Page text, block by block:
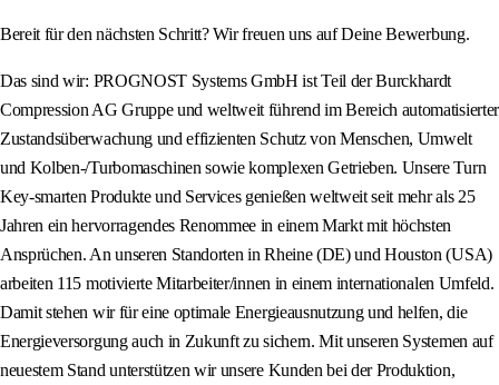
Bereit für den nächsten Schritt? Wir freuen uns auf Deine Bewerbung.
Das sind wir: PROGNOST Systems GmbH ist Teil der Burckhardt
Compression AG Gruppe und weltweit führend im Bereich automatisierter
Zustandsüberwachung und effizienten Schutz von Menschen, Umwelt
und Kolben-/Turbomaschinen sowie komplexen Getrieben. Unsere Turn
Key-smarten Produkte und Services genießen weltweit seit mehr als 25
Jahren ein hervorragendes Renommee in einem Markt mit höchsten
Ansprüchen. An unseren Standorten in Rheine (DE) und Houston (USA)
arbeiten 115 motivierte Mitarbeiter/innen in einem internationalen Umfeld.
Damit stehen wir für eine optimale Energieausnutzung und helfen, die
Energieversorgung auch in Zukunft zu sichern. Mit unseren Systemen auf
neuestem Stand unterstützen wir unsere Kunden bei der Produktion,